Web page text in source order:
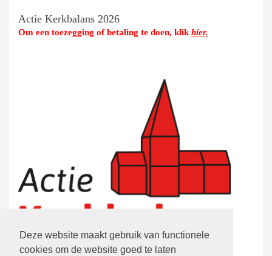
Deze website maakt gebruik van functionele
cookies om de website goed te laten
Actie Kerkbalans 2026
Om een toezegging of betaling te doen, klikhier.